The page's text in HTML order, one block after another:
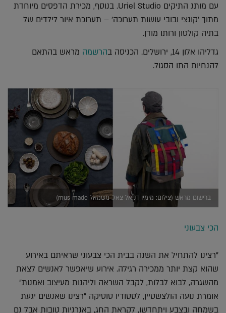
עם מותג התיקים Uriel Studio. בנוסף, מכירת הדפסים מיוחדת
מתוך 'קונצי ובובי עושות תערוכה' – תערוכת איור לילדים של
בתיה קולטון ורותו מודן.
גדליהו אלון 14, ירושלים. הכניסה ב
הרשמה מראש בהתאם
להנחיות התו הסגול.
ברישום מראש (צילום: מימין דניאל צאל. משמאל mus made)
הכי צבעוני
"רצינו להתחיל את השנה בבית הכי צבעוני שראיתם באירוע
שהוא קצת יותר ממכירה רגילה. אירוע שיאפשר לאנשים לצאת
מהשגרה, לבוא לבלות, לקבל השראה וליהנות מעיצוב ואמנות"
אומרת נועה הולצשטיין, לסטודיו טוטיקה "רצינו שאנשים יגעת
בשמחה ובצבע ויתחדשו, לקראת החג, באנרגיות טובות אבל גם